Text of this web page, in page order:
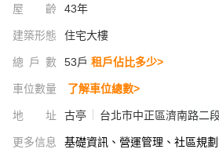
屋齡 43年
建築形態 住宅大樓
總戶數 53戶 租戶佔比多少>
車位數量 了解車位總數>
地址 古亭 台北市中正區濟南路二
更多信息 基礎資訊、營運管理、社區規